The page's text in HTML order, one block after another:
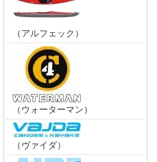
（アルフェック）
（ウォーターマン）
（ヴァイダ）